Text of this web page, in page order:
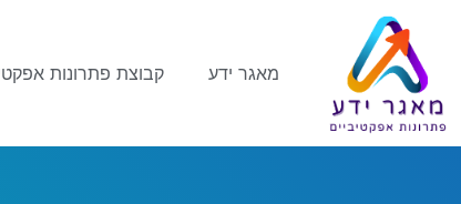
מאגר ידע קבוצת פתרונות